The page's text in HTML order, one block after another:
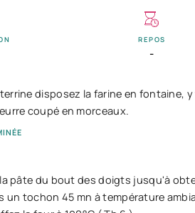
REPOS
-
disposez la farine en fontaine,
coupé en morceaux.
pâte du bout des doigts jusqu'à
un tochon 45 mn à température